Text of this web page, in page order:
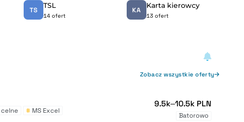
TS
TSL
14 ofert
KA
Karta kierowcy
13 ofert
Zobacz wszystkie oferty
celne # MS Excel
9.5k–10.5k PLN
Batorowo